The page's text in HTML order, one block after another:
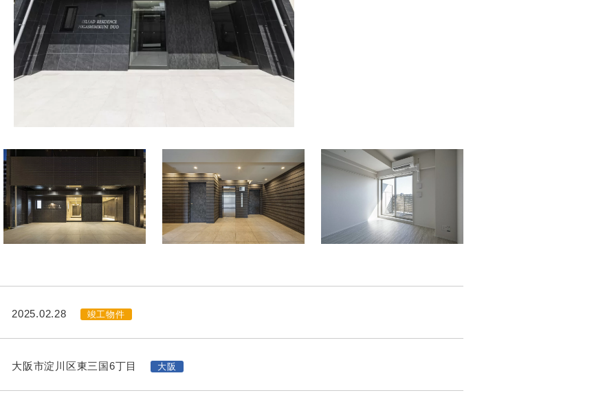
2025.02.28 竣工物件
大阪市淀川区東三国6丁目 大阪